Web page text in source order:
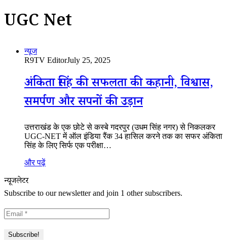
UGC Net
न्यूज
R9TV EditorJuly 25, 2025
अंकिता सिंह की सफलता की कहानी, विश्वास,
समर्पण और सपनों की उड़ान
उत्तराखंड के एक छोटे से कस्बे गदरपुर (उधम सिंह नगर) से निकलकर
UGC-NET में ऑल इंडिया रैंक 34 हासिल करने तक का सफर अंकिता
सिंह के लिए सिर्फ एक परीक्षा…
और पढ़ें
न्यूजलेटर
Subscribe to our newsletter and join 1 other subscribers.